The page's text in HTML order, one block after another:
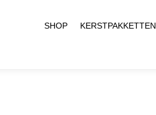
SHOP KERSTPAKKETTEN